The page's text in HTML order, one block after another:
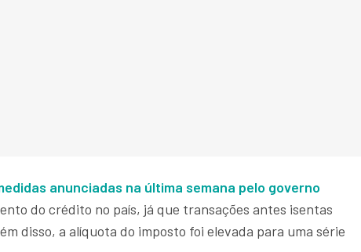
anunciadas na última semana pelo governo
do crédito no país, já que transações antes isentas
disso, a alíquota do imposto foi elevada para uma série